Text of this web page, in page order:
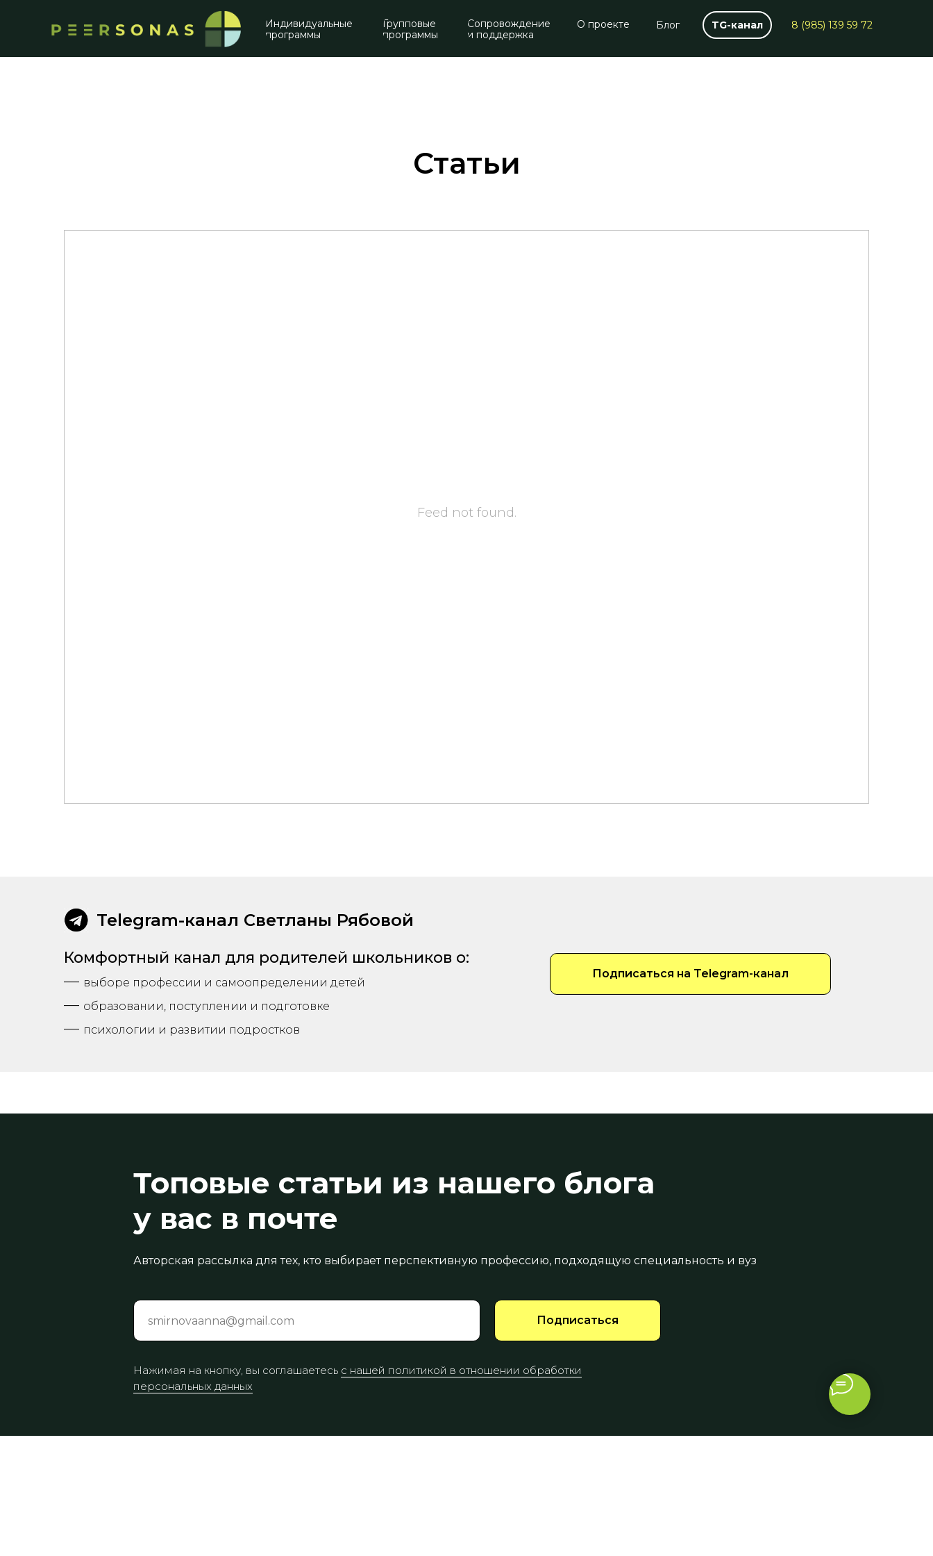
Индивидуальные
программы
Групповые
программы
О проекте
Сопровождение
и поддержка
Блог 8 (985) 139 59 72
TG-канал
Статьи
Feed not found.
Telegram-канал Светланы Рябовой
Комфортный канал для родителей школьников о:
— выборе профессии и самоопределении детей
— образовании, поступлении и подготовке
— психологии и развитии подростков
Подписаться на Telegram-канал
Топовые статьи из нашего блога
у вас в почте
Авторская рассылка для тех, кто выбирает перспективную профессию, подходящую специальность и вуз
Подписаться
Нажимая на кнопку, вы соглашаетесь с нашей политикой в отношении обработки
персональных данных